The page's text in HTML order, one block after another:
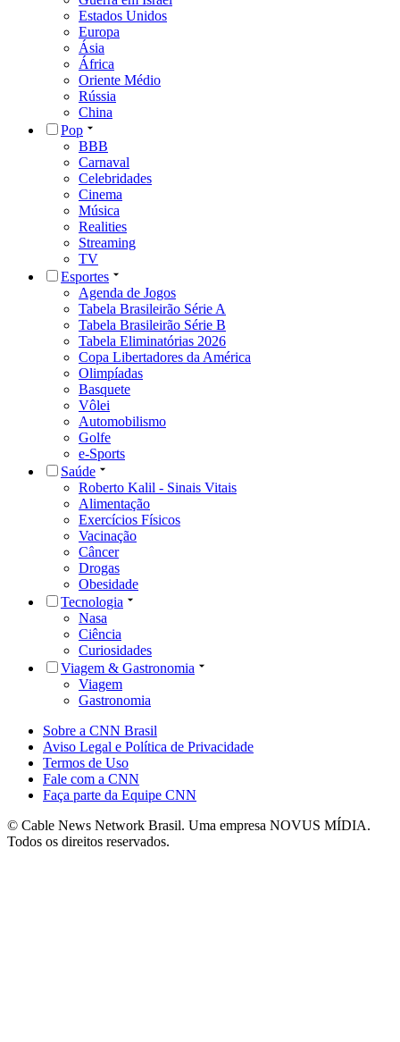
Estados Unidos
Europa
Ásia
África
Oriente Médio
Rússia
China
Pop
BBB
Carnaval
Celebridades
Cinema
Música
Realities
Streaming
TV
Esportes
Agenda de Jogos
Tabela Brasileirão Série A
Tabela Brasileirão Série B
Tabela Eliminatórias 2026
Copa Libertadores da América
Olimpíadas
Basquete
Vôlei
Automobilismo
Golfe
e-Sports
Saúde
Roberto Kalil - Sinais Vitais
Alimentação
Exercícios Físicos
Vacinação
Câncer
Drogas
Obesidade
Tecnologia
Nasa
Ciência
Curiosidades
Viagem & Gastronomia
Viagem
Gastronomia
Sobre a CNN Brasil
Aviso Legal e Política de Privacidade
Termos de Uso
Fale com a CNN
Faça parte da Equipe CNN
© Cable News Network Brasil. Uma empresa NOVUS MÍDIA.
Todos os direitos reservados.